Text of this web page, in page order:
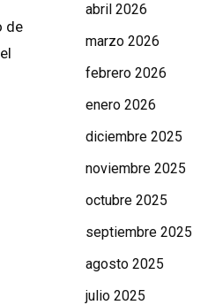
de
abril 2026
marzo 2026
febrero 2026
enero 2026
diciembre 2025
noviembre 2025
octubre 2025
septiembre 2025
agosto 2025
julio 2025